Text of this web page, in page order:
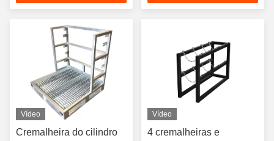
Products
Vídeo
Cremalheira do cilindro
Vídeo
4 cremalheiras e